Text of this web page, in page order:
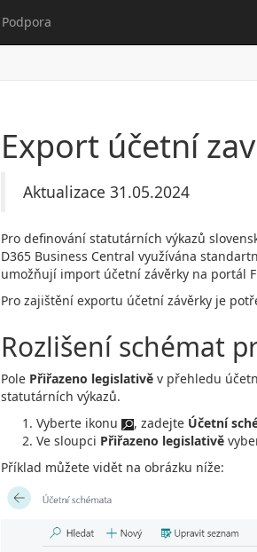
Podpora
Export účetní
Aktualizace 31.05.2024
Pro definování statutárních výkazů
D365 Business Central využívána
umožňují import účetní závěrky na portál
Pro zajištění exportu účetní závěrky je
Rozlišení schémat
Pole Přiřazeno legislativě v přehledu
statutárních výkazů.
Vyberte ikonu
, zadejte Účetní
Ve sloupci Přiřazeno legislativě
Příklad můžete vidět na obrázku níže: